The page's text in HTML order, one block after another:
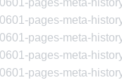
pages-meta-
pages-meta-
pages-meta-
pages-meta-
pages-meta-